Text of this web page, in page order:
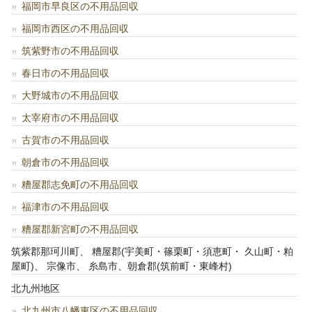
福岡市早良区の不用品回収
福岡市西区の不用品回収
筑紫野市の不用品回収
春日市の不用品回収
大野城市の不用品回収
太宰府市の不用品回収
古賀市の不用品回収
朝倉市の不用品回収
糟屋郡志免町の不用品回収
福津市の不用品回収
糟屋郡新宮町の不用品回収
筑紫郡那珂川町、 糟屋郡(宇美町・篠栗町・須恵町・ 久山町・粕
屋町)、 宗像市、 糸島市、朝倉郡(筑前町・東峰村)
北九州地区